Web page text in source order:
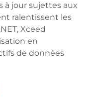
à jour sujettes aux
ralentissent les
Xceed
en
de données